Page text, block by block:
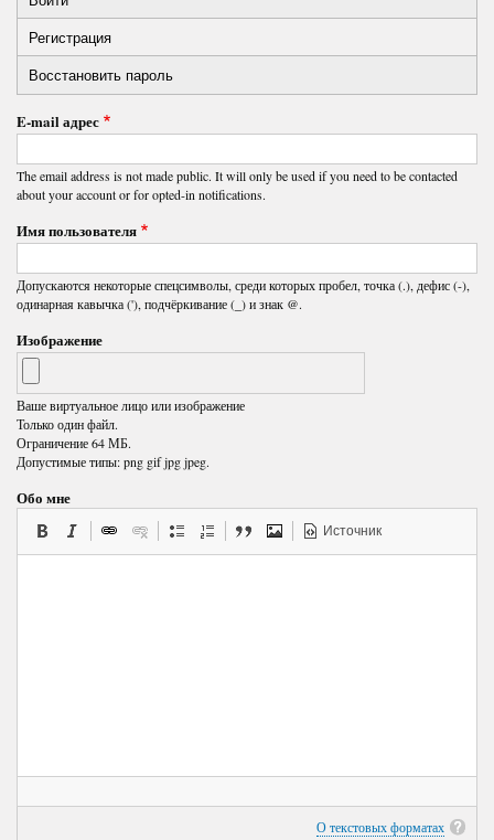
Primary
tabs
Регистрация
вкладка)
Восстановить пароль
E-mail адрес
The email address is not made public. It will only be used if you need to be contacted
about your account or for opted-in notifications.
Имя пользователя
Допускаются некоторые спецсимволы, среди которых пробел, точка (.), дефис (-),
одинарная кавычка ('), подчёркивание (_) и знак @.
Изображение
Ваше виртуальное лицо или изображение
Только один файл.
Ограничение 64 МБ.
Допустимые типы: png gif jpg jpeg.
Обо мне
Источник
О текстовых форматах